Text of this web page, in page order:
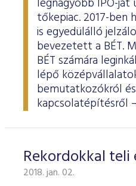
legnagyobb IPO-ját
tőkepiac. 2017-ben
is egyedülálló
bevezetett a BÉT.
BÉT számára
lépő
bemutatkozókról
kapcsolatépítésről
Rekordokkal teli
2018. jan. 02.